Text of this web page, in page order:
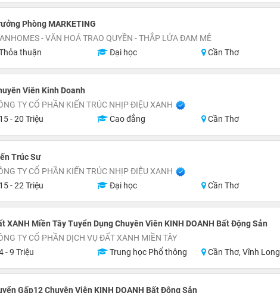
Phòng MARKETING
- VĂN HOÁ TRAO QUYỀN - THẮP LỬA ĐAM MÊ
thuận
Đại học Cần Thơ
Viên Kinh Doanh
TY CỔ PHẦN KIẾN TRÚC NHỊP ĐIỆU XANH
- 20 Triệu
Cao đẳng Cần Thơ
Trúc Sư
TY CỔ PHẦN KIẾN TRÚC NHỊP ĐIỆU XANH
- 22 Triệu
Đại học Cần Thơ
XANH Miền Tây Tuyển Dụng Chuyên Viên KINH DOANH Bất Động Sản
TY CỔ PHẦN DỊCH VỤ ĐẤT XANH MIỀN TÂY
- 9 Triệu
Trung học Phổ thông Cần Thơ, Vĩnh Long
Gấp12 Chuyên Viên KINH DOANH Bất Động Sản